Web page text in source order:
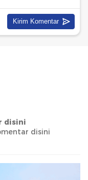
disini
disini